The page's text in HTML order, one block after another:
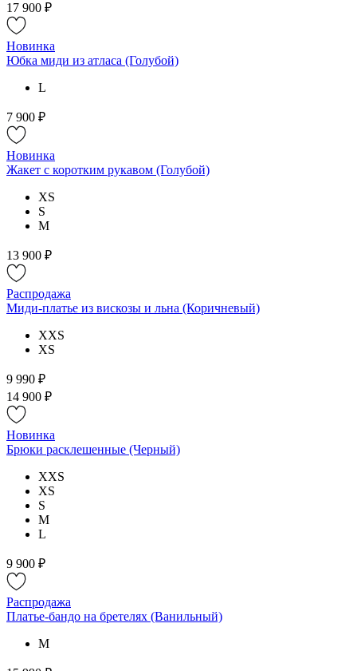
17 900 ₽
Новинка
Юбка миди из атласа (Голубой)
L
7 900 ₽
Новинка
Жакет с коротким рукавом (Голубой)
XS
S
M
13 900 ₽
Распродажа
Миди-платье из вискозы и льна (Коричневый)
XXS
XS
9 990 ₽
14 900 ₽
Новинка
Брюки расклешенные (Черный)
XXS
XS
S
M
L
9 900 ₽
Распродажа
Платье-бандо на бретелях (Ванильный)
M